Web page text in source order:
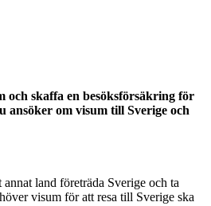
och skaffa en besöksförsäkring för
om visum till Sverige och
land företräda Sverige och ta
visum för att resa till Sverige ska